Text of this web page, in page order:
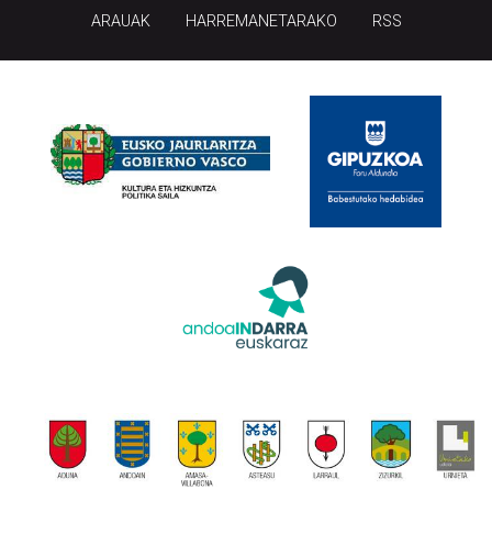
ARAUAK HARREMANETARAKO RSS